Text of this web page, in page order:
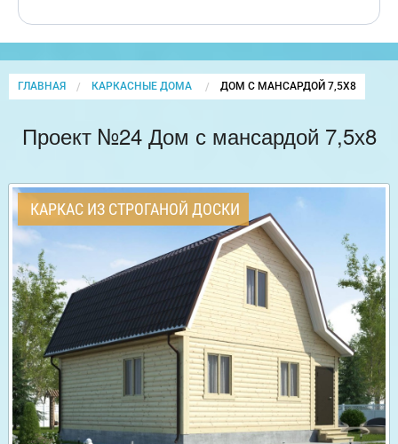
ГЛАВНАЯ КАРКАСНЫЕ ДОМА CURRENT:
ДОМ С МАНСАРДОЙ 7,5Х8
Проект №24 Дом с мансардой 7,5х8
КАРКАС ИЗ СТРОГАНОЙ ДОСКИ